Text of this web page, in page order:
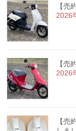
【
2026
【
2026
【売